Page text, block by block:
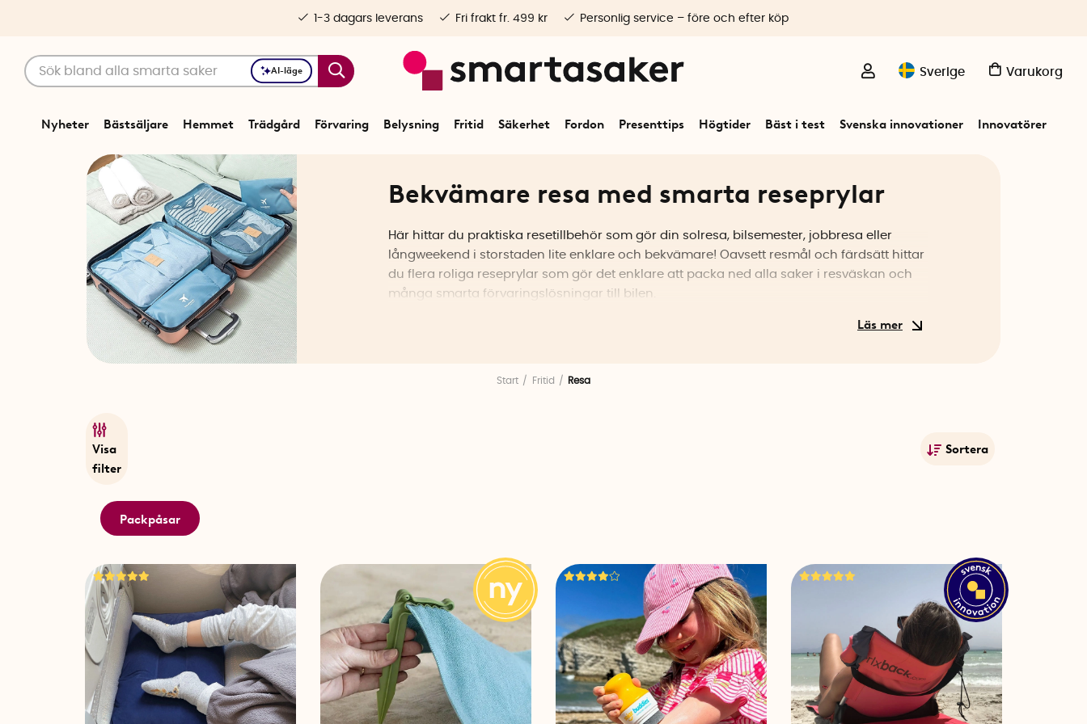
AI-läge Sverige Varukorg
Nyheter Bästsäljare Hemmet Trädgård Förvaring Belysning Fritid Säkerhet Fordon Presenttips Högtider Bäst i test Svenska innovationer Innovatörer
1-3 dagars leverans Fri frakt fr. 499 kr Personlig service – före och efter köp
Bekvämare resa med smarta reseprylar
Här hittar du praktiska resetillbehör som gör din solresa, bilsemester, jobbresa eller
långweekend i storstaden lite enklare och bekvämare! Oavsett resmål och färdsätt hittar
du flera roliga reseprylar som gör det enklare att packa ned alla saker i resväskan och
många smarta förvaringslösningar till bilen.
Gillar du ordning och reda? Med våra olika förvaringsfickor, förvaringslådor och
våra olika resekuddar sitter du bekvämt både i bilen och på flyget.
För en dag på stan så har vi flera smarta säkerhetssaker som gör att du kan känna dig
trygg när du turistar. Vi har flera modeller avstöldskyddade ryggsäckar
, praktiska
midjeväskor att hänga över axeln,säkerhetssnöret Osnoddsom håller i nycklarna,
skimningsskydd för passet och ett RFID-skydd för plånboken som hindrar tjuvar från att
trådlöst stjäla pengar.
Start Fritid Resa
Visa
filter
Sortera
Lägsta pris
Högsta pris
Publiceringsdatum
Packpåsar